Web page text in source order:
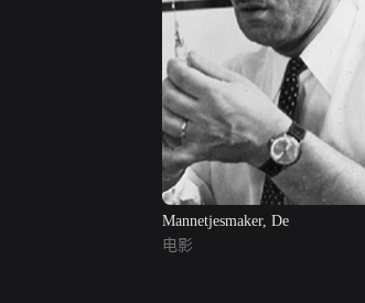
Mannetjesmaker, De
电影